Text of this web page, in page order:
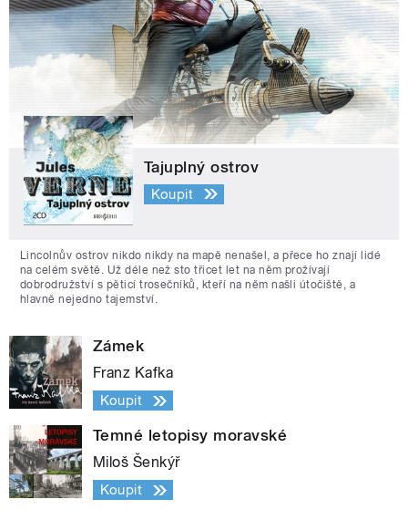
Tajuplný ostrov
Koupit
Lincolnův ostrov nikdo nikdy na mapě nenašel, a přece ho znají lidé
na celém světě. Už déle než sto třicet let na něm prožívají
dobrodružství s pěticí trosečníků, kteří na něm našli útočiště, a
hlavně nejedno tajemství.
Zámek
Franz Kafka
Koupit
Temné letopisy moravské
Miloš Šenkýř
Koupit